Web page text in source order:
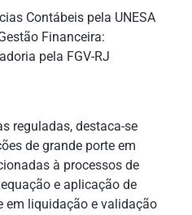
Contábeis pela UNESA
Financeira:
pela FGV-RJ
reguladas, destaca-se
de grande porte em
à processos de
e aplicação de
em liquidação e validação